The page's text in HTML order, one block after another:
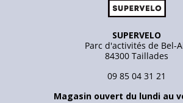
SUPERVELO
Parc d'activités de Bel-
84300 Taillades
09 85 04 31 21
Magasin ouvert du lundi au